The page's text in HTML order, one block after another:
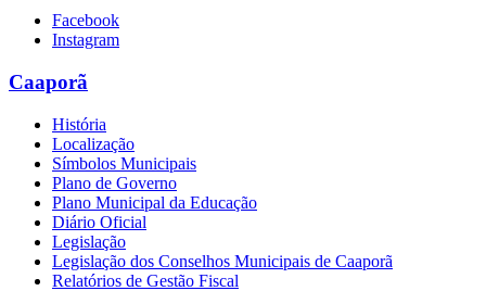
Facebook
Instagram
Caaporã
História
Localização
Símbolos Municipais
Plano de Governo
Plano Municipal da Educação
Diário Oficial
Legislação
Legislação dos Conselhos Municipais de Caaporã
Relatórios de Gestão Fiscal